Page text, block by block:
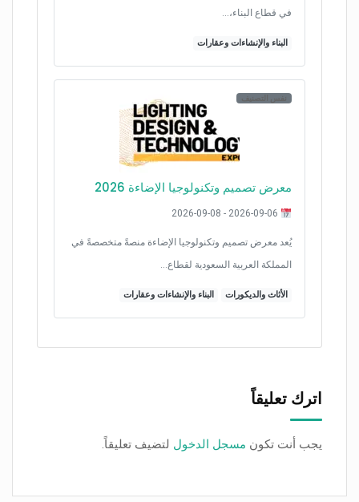
في قطاع البناء،…
البناء والإنشاءات وعقارات
نفس التصنيف
معرض تصميم وتكنولوجيا الإضاءة 2026
يُعد معرض تصميم وتكنولوجيا الإضاءة منصةً متخصصةً في
المملكة العربية السعودية لقطاع…
الأثاث والديكورات البناء والإنشاءات وعقارات
اترك تعليقاً
يجب أنت تكون مسجل الدخول لتضيف تعليقاً.